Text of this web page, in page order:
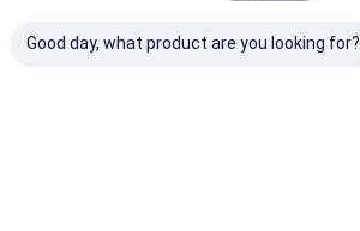
Good day, what product are you looking for?